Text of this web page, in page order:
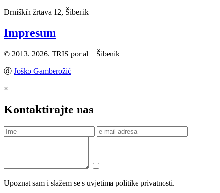
Drniških žrtava 12, Šibenik
Impresum
© 2013.-2026. TRIS portal – Šibenik
ⓓ Joško Gamberožić
×
Kontaktirajte nas
Upoznat sam i slažem se s uvjetima politike privatnosti.